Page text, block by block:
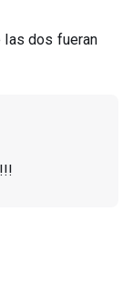
las dos fueran